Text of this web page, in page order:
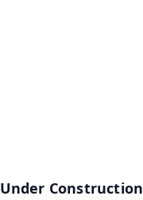
Under Construction